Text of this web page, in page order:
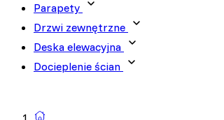
Parapety
Drzwi zewnętrzne
Deska elewacyjna
Docieplenie ścian